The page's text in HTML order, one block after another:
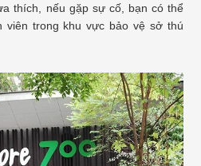
thích, nếu gặp sự cố, bạn có thể
viên trong khu vực bảo vệ sở thú